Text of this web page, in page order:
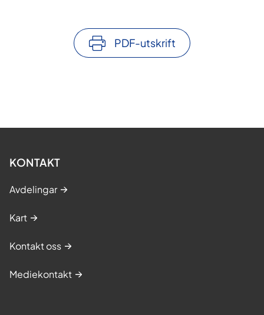
PDF-utskrift
KONTAKT
Avdelingar
Kart
Kontakt oss
Mediekontakt